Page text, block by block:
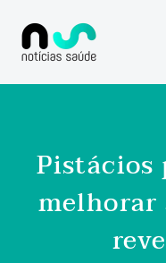
Pistácios
melhorar